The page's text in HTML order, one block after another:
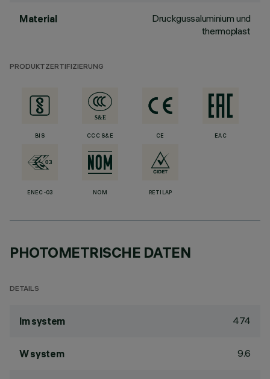
Material
Druckgussaluminium und
thermoplast
PRODUKTZERTIFIZIERUNG
BIS CCC S&E CE EAC
ENEC-03 NOM RETILAP
PHOTOMETRISCHE DATEN
DETAILS
lm system 474
W system 9.6